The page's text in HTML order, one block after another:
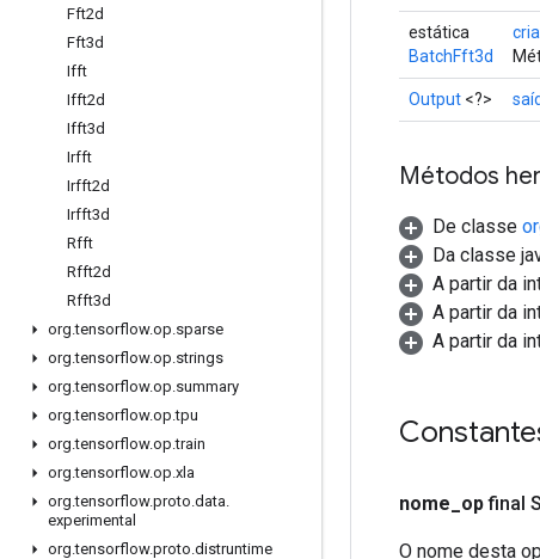
Fft2d
Fft3d
Ifft
Ifft2d
Ifft3d
Irfft
Irfft2d
Irfft3d
Rfft
Rfft2d
Rfft3d
org.tensorflow.op.sparse
org.tensorflow.op.strings
org.tensorflow.op.summary
org.tensorflow.op.tpu
org.tensorflow.op.train
org.tensorflow.op.xla
org.tensorflow.proto.data.
experimental
org.tensorflow.proto.distruntime
estática
BatchFft3d
Output <?>
Métodos
De classe
Da classe
A partir da
A partir da
A partir da
nome op final
O nome desta